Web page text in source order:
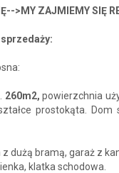
>MY ZAJMIEMY SIĘ
260m2,powierzchnia
prostokąta. Dom
dużą bramą, garaż z
klatka schodowa.